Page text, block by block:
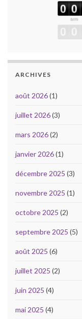
ARCHIVES
août 2026(1)
juillet 2026(3)
mars 2026(2)
janvier 2026(1)
décembre 2025 (3)
novembre 2025 (1)
octobre 2025 (2)
septembre 2025 (5)
août 2025 (6)
juillet 2025 (2)
juin 2025 (4)
mai 2025 (4)